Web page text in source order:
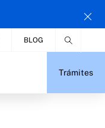
Trámites
BLOG